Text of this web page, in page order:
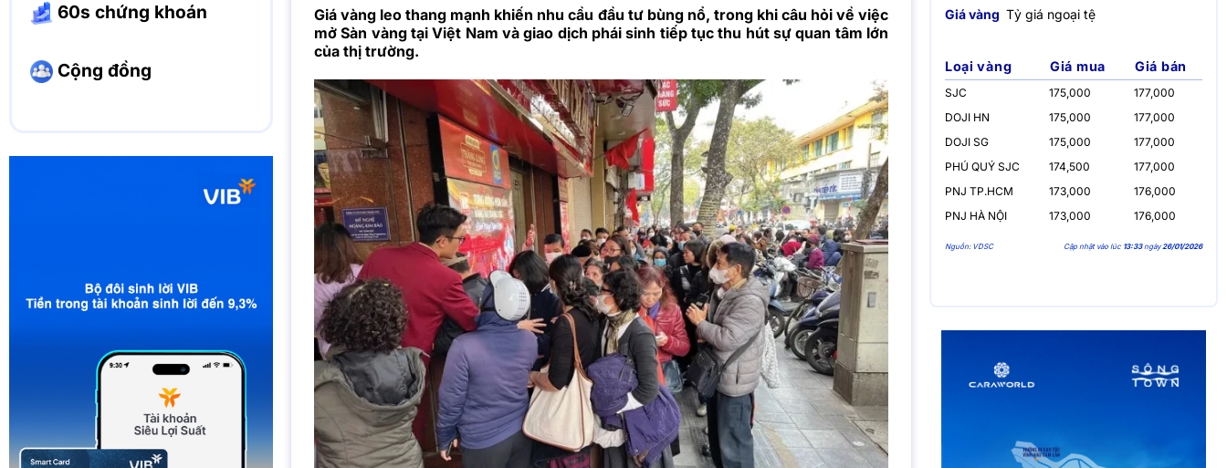
60s chứng khoán
Cộng đồng
Giá vàng leo thang mạnh khiến nhu cầu đầu tư bùng nổ, trong khi câu hỏi về việc
mở Sàn vàng tại Việt Nam và giao dịch phái sinh tiếp tục thu hút sự quan tâm lớn
của thị trường.
Giá vàng Tỷ giá ngoại tệ
Loại vàng Giá mua Giá bán
SJC 175,000
177,000
DOJI HN
175,000
177,000
DOJI SG
175,000
177,000
PHÚ QUÝ SJC
174,500
177,000
PNJ TP.HCM
173,000
176,000
PNJ HÀ NỘI
173,000 176,000
Nguồn: VDSC Cập nhật vào lúc 13:33ngày26/01/2026